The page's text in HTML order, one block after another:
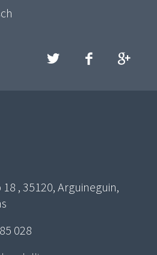
, 35120, Arguineguin,
028